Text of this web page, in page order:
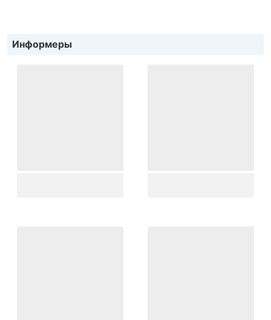
Информеры